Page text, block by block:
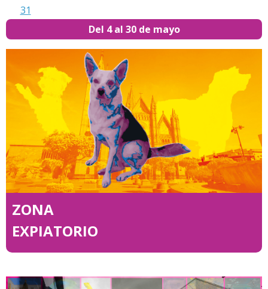
31
Del 4 al 30 de mayo
ZONA
EXPIATORIO